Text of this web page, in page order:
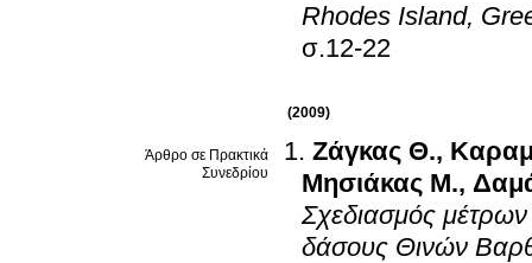
Rhodes Island,
σ.12-22
(2009)
Άρθρο σε Πρακτικά
Συνεδρίου
Ζάγκας Θ.,
Μησιάκας Μ.,
Σχεδιασμός μέτρων
δάσους Θινών